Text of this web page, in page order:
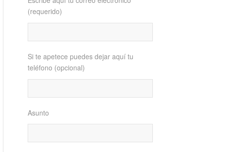
(requerido)
Si te apetece puedes dejar aquí tu
teléfono (opcional)
Asunto